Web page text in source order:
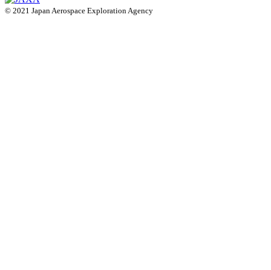
© 2021 Japan Aerospace Exploration Agency